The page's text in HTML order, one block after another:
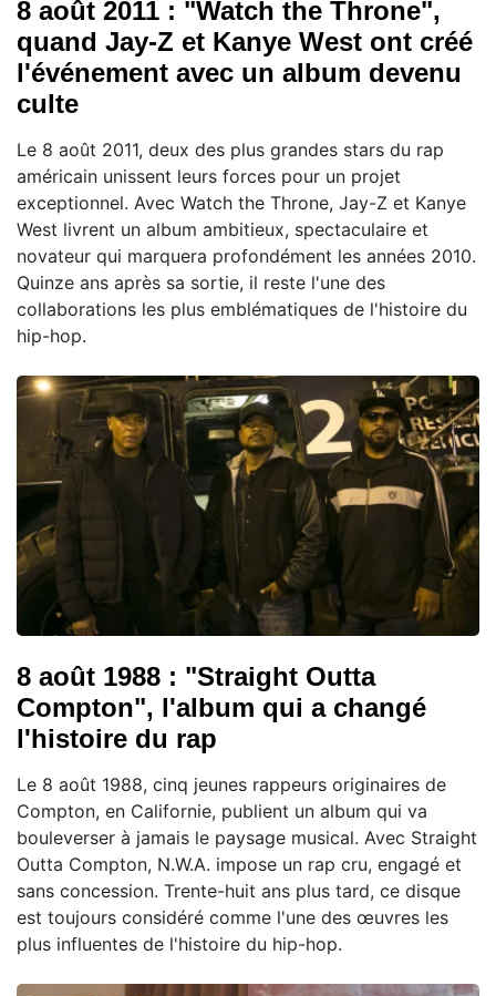
8 août 2011 : "Watch the Throne",
quand Jay-Z et Kanye West ont créé
l'événement avec un album devenu
culte
Le 8 août 2011, deux des plus grandes stars du rap
américain unissent leurs forces pour un projet
exceptionnel. Avec Watch the Throne, Jay-Z et Kanye
West livrent un album ambitieux, spectaculaire et
novateur qui marquera profondément les années 2010.
Quinze ans après sa sortie, il reste l'une des
collaborations les plus emblématiques de l'histoire du
hip-hop.
8 août 1988 : "Straight Outta
Compton", l'album qui a changé
l'histoire du rap
Le 8 août 1988, cinq jeunes rappeurs originaires de
Compton, en Californie, publient un album qui va
bouleverser à jamais le paysage musical. Avec Straight
Outta Compton, N.W.A. impose un rap cru, engagé et
sans concession. Trente-huit ans plus tard, ce disque
est toujours considéré comme l'une des œuvres les
plus influentes de l'histoire du hip-hop.